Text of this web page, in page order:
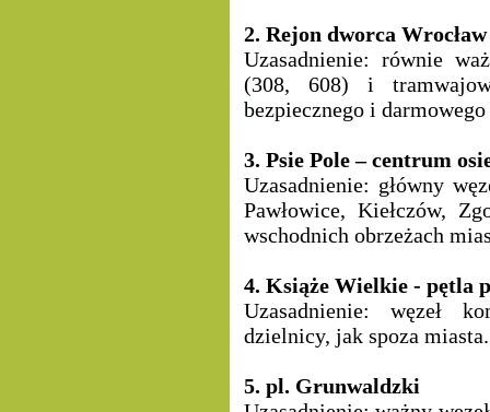
2. Rejon dworca
Uzasadnienie: równie
(308, 608) i
bezpiecznego i
3. Psie Pole – centrum
Uzasadnienie: główny
Pawłowice, Kiełczów,
wschodnich obrzeżach
4. Książe Wielkie - pętla
Uzasadnienie: węzeł
dzielnicy, jak spoza miasta.
5. pl. Grunwaldzki